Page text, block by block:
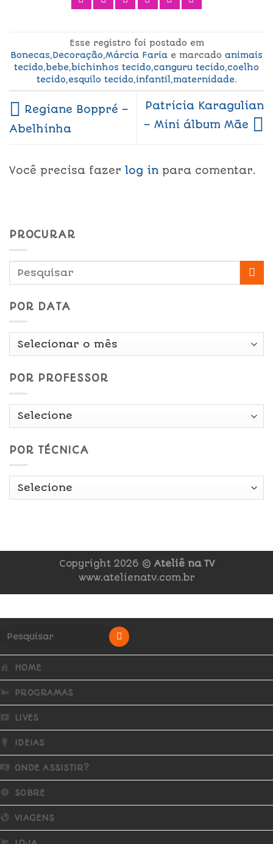
Esse registro foi postado em
Bonecas,Decoração,Márcia Faria e marcado animais
tecido,bebe,bichinhos tecido,canguru tecido,coelho
tecido,esquilo tecido,infantil,maternidade.
Regiane Boppré –
Abelhinha
Patricia Karagulian
– Mini álbum Mãe
Você precisa fazer log in para comentar.
PROCURAR
POR DATA
Por
POR PROFESSOR
POR TÉCNICA
Copyright 2026 © Ateliê na TV
www.atelienatv.com.br
HOME
PROGRAMAS
LIVES
IDEIAS
ONDE ASSISTIR?
SOBRE
VIAGENS